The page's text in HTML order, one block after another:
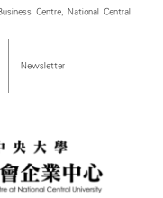
Centre, National Central
Newsletter